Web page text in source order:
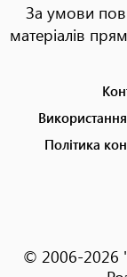
За умови
матеріалів
menu
Політика
© 2006-2026